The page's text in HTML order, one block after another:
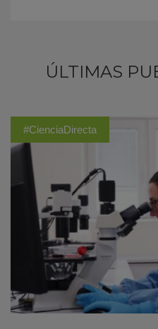
ÚLTIMAS
#CienciaDirecta